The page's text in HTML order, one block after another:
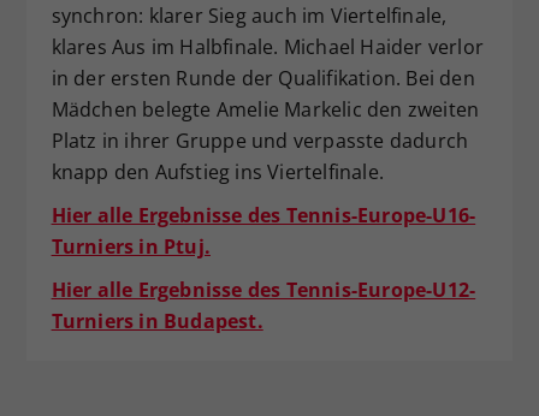
synchron: klarer Sieg auch im Viertelfinale,
klares Aus im Halbfinale. Michael Haider verlor
in der ersten Runde der Qualifikation. Bei den
Mädchen belegte Amelie Markelic den zweiten
Platz in ihrer Gruppe und verpasste dadurch
knapp den Aufstieg ins Viertelfinale.
Hier alle Ergebnisse des Tennis-Europe-U16-
Turniers in Ptuj.
Hier alle Ergebnisse des Tennis-Europe-U12-
Turniers in Budapest.